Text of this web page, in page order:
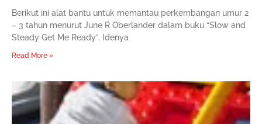
Berikut ini alat bantu untuk memantau perkembangan umur 2
– 3 tahun menurut June R Oberlander dalam buku “Slow and
Steady Get Me Ready”. Idenya
Read More »